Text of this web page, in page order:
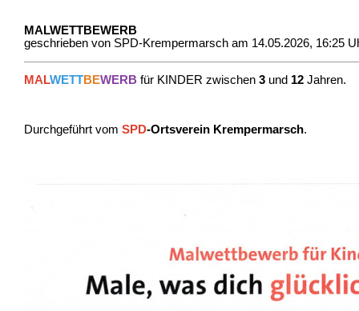
MALWETTBEWERB
geschrieben von SPD-Krempermarsch am 14.05.2026, 16:25
MALWETTBEWERB für KINDER zwischen 3 und 12 Jahren.
Durchgeführt vom SPD-Ortsverein Krempermarsch.